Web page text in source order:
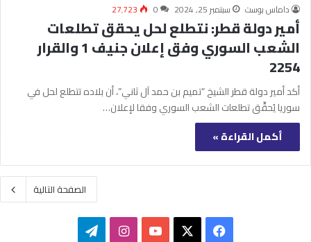
داماس بوست سبتمبر 25, 2024 0 27٬723
أمير دولة قطر: نتطلع لحل يحقق تطلعات
الشعب السوري وفق إعلان جنيف 1 والقرار
2254
أكد أمير دولة قطر الشيخ “تميم بن حمد آل ثاني”، أن بلاده تتطلع لحل في
سوريا يُحقِّق تطلعات الشعب السوري وفقا لإعلان…
أكمل القراءة »
الصفحة التالية
فيسبوك ‫YouTubeانستقرامتيلقرام